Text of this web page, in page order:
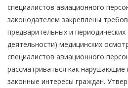
специалистов авиационного
законодателем закреплены
предварительных и
деятельности) медицинских
специалистов авиационного
рассматриваться как нарушающие
законные интересы граждан.